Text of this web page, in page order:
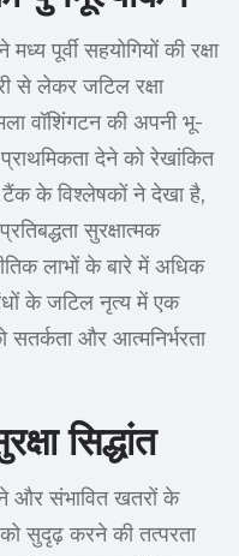
पूर्वी सहयोगियों की रक्षा
से लेकर जटिल रक्षा
वॉशिंगटन की अपनी भू-
प्राथमिकता देने को रेखांकित
टैंक के विश्लेषकों ने देखा है,
सुरक्षात्मक
लाभों के बारे में अधिक
के जटिल नृत्य में एक
सतर्कता और आत्मनिर्भरता
सिद्धांत
और संभावित खतरों के
को सुदृढ़ करने की तत्परता